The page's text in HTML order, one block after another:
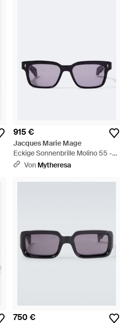
915 €
Jacques Marie Mage
Eckige Sonnenbrille Molino 55 -
Schwarz
Von Mytheresa
750 €